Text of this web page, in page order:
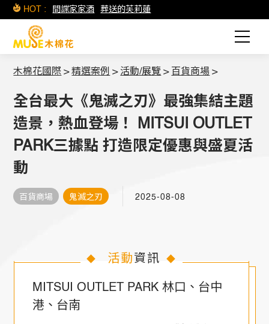
HOT : 間諜家家酒 葬送的芙莉蓮
木棉花國際 >精選案例 > 活動/展覽 > 百貨商場 >
全台最大《鬼滅之刃》最強集結主題
造景，熱血登場！ MITSUI OUTLET
PARK三據點 打造限定優惠與盛夏活
動
百貨商場 鬼滅之刃 2025-08-08
◆ 活動 資訊 ◆
MITSUI OUTLET PARK 林口、台中
港、台南